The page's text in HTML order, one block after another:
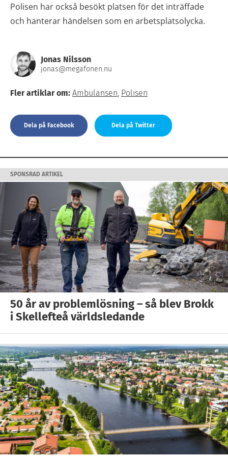
Polisen har också besökt platsen för det inträffade
och hanterar händelsen som en arbetsplatsolycka.
Jonas Nilsson
jonas@megafonen.nu
Fler artiklar om: Ambulansen, Polisen
Dela på Facebook Dela på Twitter
SPONSRAD ARTIKEL
50 år av problemlösning – så blev Brokk
i Skellefteå världsledande